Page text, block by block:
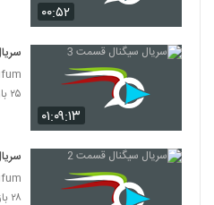
۰۰:۵۲
۰۱:۰۹:۱۳
۲۵ بازدید
۲۸ بازدید